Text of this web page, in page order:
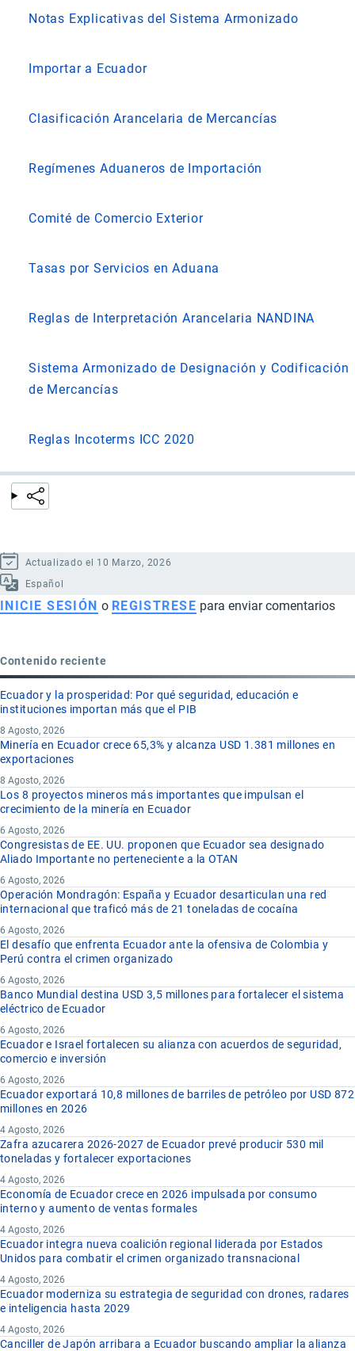
Notas Explicativas del Sistema Armonizado
Importar a Ecuador
Clasificación Arancelaria de Mercancías
Regímenes Aduaneros de Importación
Comité de Comercio Exterior
Tasas por Servicios en Aduana
Reglas de Interpretación Arancelaria NANDINA
Sistema Armonizado de Designación y Codificación
de Mercancías
Reglas Incoterms ICC 2020
Actualizado el 10 Marzo, 2026
Español
INICIE SESIÓN o REGISTRESE para enviar comentarios
Contenido reciente
Ecuador y la prosperidad: Por qué seguridad, educación e
instituciones importan más que el PIB
8 Agosto, 2026
Minería en Ecuador crece 65,3% y alcanza USD 1.381 millones en
exportaciones
8 Agosto, 2026
Los 8 proyectos mineros más importantes que impulsan el
crecimiento de la minería en Ecuador
6 Agosto, 2026
Congresistas de EE. UU. proponen que Ecuador sea designado
Aliado Importante no perteneciente a la OTAN
6 Agosto, 2026
Operación Mondragón: España y Ecuador desarticulan una red
internacional que traficó más de 21 toneladas de cocaína
6 Agosto, 2026
El desafío que enfrenta Ecuador ante la ofensiva de Colombia y
Perú contra el crimen organizado
6 Agosto, 2026
Banco Mundial destina USD 3,5 millones para fortalecer el sistema
eléctrico de Ecuador
6 Agosto, 2026
Ecuador e Israel fortalecen su alianza con acuerdos de seguridad,
comercio e inversión
6 Agosto, 2026
Ecuador exportará 10,8 millones de barriles de petróleo por USD 872
millones en 2026
4 Agosto, 2026
Zafra azucarera 2026-2027 de Ecuador prevé producir 530 mil
toneladas y fortalecer exportaciones
4 Agosto, 2026
Economía de Ecuador crece en 2026 impulsada por consumo
interno y aumento de ventas formales
4 Agosto, 2026
Ecuador integra nueva coalición regional liderada por Estados
Unidos para combatir el crimen organizado transnacional
4 Agosto, 2026
Ecuador moderniza su estrategia de seguridad con drones, radares
e inteligencia hasta 2029
4 Agosto, 2026
Canciller de Japón arribara a Ecuador buscando ampliar la alianza